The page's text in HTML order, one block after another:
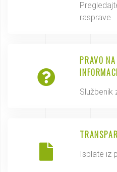
rasprave
PRAVO
Službenik
Isplate iz